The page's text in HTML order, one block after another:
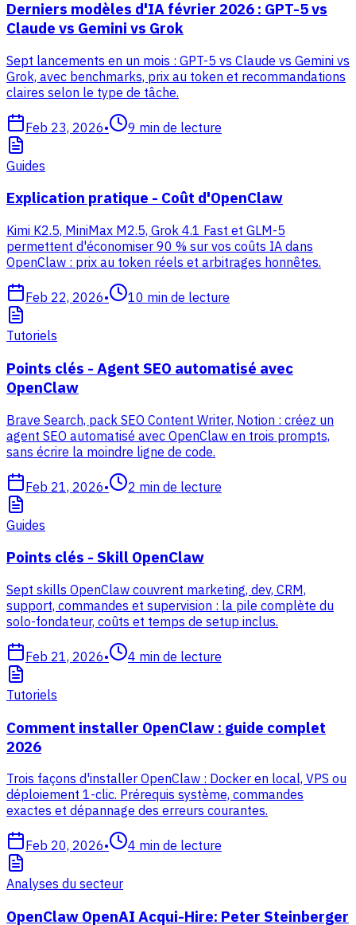
Derniers modèles d'IA février 2026 : GPT-5 vs
Claude vs Gemini vs Grok
Sept lancements en un mois : GPT-5 vs Claude vs Gemini vs
Grok, avec benchmarks, prix au token et recommandations
claires selon le type de tâche.
Feb 23, 2026• 9 min de lecture
Guides
Explication pratique - Coût d'OpenClaw
Kimi K2.5, MiniMax M2.5, Grok 4.1 Fast et GLM-5
permettent d'économiser 90 % sur vos coûts IA dans
OpenClaw : prix au token réels et arbitrages honnêtes.
Feb 22, 2026• 10 min de lecture
Tutoriels
Points clés - Agent SEO automatisé avec
OpenClaw
Brave Search, pack SEO Content Writer, Notion : créez un
agent SEO automatisé avec OpenClaw en trois prompts,
sans écrire la moindre ligne de code.
Feb 21, 2026• 2 min de lecture
Guides
Points clés - Skill OpenClaw
Sept skills OpenClaw couvrent marketing, dev, CRM,
support, commandes et supervision : la pile complète du
solo-fondateur, coûts et temps de setup inclus.
Feb 21, 2026• 4 min de lecture
Tutoriels
Comment installer OpenClaw : guide complet
2026
Trois façons d'installer OpenClaw : Docker en local, VPS ou
déploiement 1-clic. Prérequis système, commandes
exactes et dépannage des erreurs courantes.
Feb 20, 2026• 4 min de lecture
Analyses du secteur
OpenClaw OpenAI Acqui-Hire: Peter Steinberger